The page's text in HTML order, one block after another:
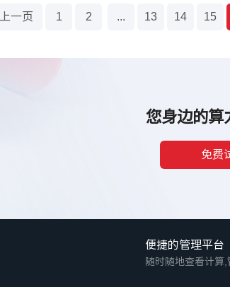
上一页 1 2 ... 13 14 15
您身边的算
免费
便捷的管理平台
随时随地查看计算